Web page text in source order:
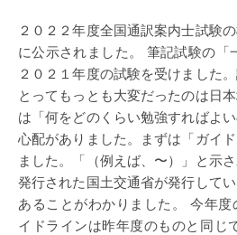
２０２２年度全国通訳案内士試験の概要が４月２８日に官報
に公示されました。 筆記試験の「
２０２１年度の試験を受けました
とってもっとも大変だったのは日
は「何をどのくらい勉強すればよ
心配がありました。まずは「ガイ
ました。「（例えば、〜）」と示
発行された国土交通省が発行して
あることがわかりました。 今年
イドラインは昨年度のものと同じ